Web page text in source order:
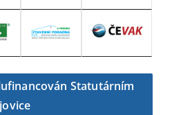
Statutárním